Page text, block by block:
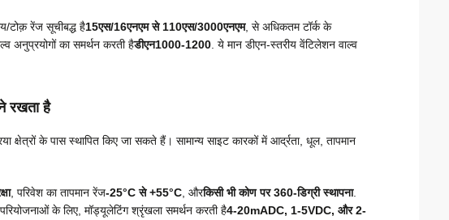
टोक़ रेंज सूचीबद्ध है15एस/16एनएम से 110एस/3000एनएम, से अधिकतम टॉर्क के
अनुप्रयोगों का समर्थन करती हैडीएन1000-1200 . ये मान डीएन-स्तरीय वेंटिलेशन वाल्व
रखता है
क्षेत्रों के पास स्थापित किए जा सकते हैं। सामान्य साइट कारकों में आर्द्रता, धूल, तापमान
, परिवेश का तापमान रेंज-25°C से +55°C , औरकिसी भी कोण पर 360-डिग्री स्थापना.
परियोजनाओं के लिए, मॉड्यूलेटिंग श्रृंखला समर्थन करती है4-20mADC, 1-5VDC, और 2-